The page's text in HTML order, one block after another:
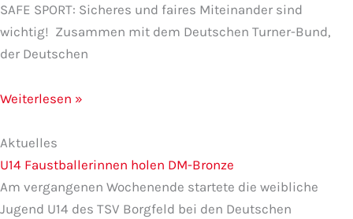
SAFE SPORT: Sicheres und faires Miteinander sind
wichtig! Zusammen mit dem Deutschen Turner-Bund,
der Deutschen
Weiterlesen »
Aktuelles
U14 Faustballerinnen holen DM-Bronze
Am vergangenen Wochenende startete die weibliche
Jugend U14 des TSV Borgfeld bei den Deutschen